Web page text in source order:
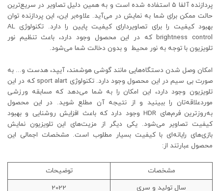
پردازنده آلفا ۵ استفاده شده است و به ‌همین دلیل تصاویر در سریع‌ترین
حالت ممکن برای شما به نمایش در می‌آید. علاوه‌بر این، این پردازنده توان
بهبود کیفیت را برای تصاویردارای کیفیت پایین را دارد. تکنولوژی AL
brightness control که در این محصول وجود دارد، باعث تنظیم نور
تلویزیون با توجه به نور محیط و بدون دخالت شما می‌شود.
امکان وصل شدن دستگاه‌هایی مانند گوشی هوشمند، آیپد، هدست و.‌‌.. به
صورت بی سیم در این محصول وجود دارد. تکنولوژی sport alart که در این
تلویزیون وجود دارد، این امکان را به شما می‌دهد که مسابقه ورزشی
موردعلاقه‌تان را ببینید و از نتیجه آن مطلع شوید. در این محصول
به‌روزترین فرم‌های HDR وجود دارد که باعث افزایش روشنایی و بهبود
کیفیت تصاویر می‌شود. یکی دیگر از مزیت‌های این تلویزیون نمایش
بازی‌های رایانه‌ای با کیفیت بسیار مطلوب است. مشخصات اجمالی این
محصول عبارتند از:
مشخصات
توضیحات
سال تولید و سری
2022